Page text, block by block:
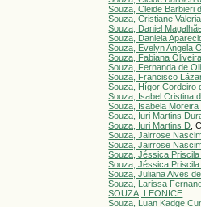
Souza, Cleide Barbieri
Souza, Cristiane
Souza, Daniel
Souza, Daniela
Souza, Evelyn Angela
Souza, Fabiana
Souza, Fernanda de
Souza, Francisco
Souza, Hígor Cordeiro
Souza, Isabel Cristina
Souza, Isabela Moreira
Souza, Iuri Martins
Souza, Iuri Martins D ,
Souza, Jairrose
Souza, Jairrose
Souza, Jéssica Priscila
Souza, Jéssica Priscila
Souza, Juliana Alves de
Souza, Larissa
SOUZA, LEONICE
Souza, Luan Kadge